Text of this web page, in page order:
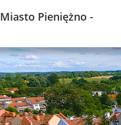
Miasto Pieniężno -